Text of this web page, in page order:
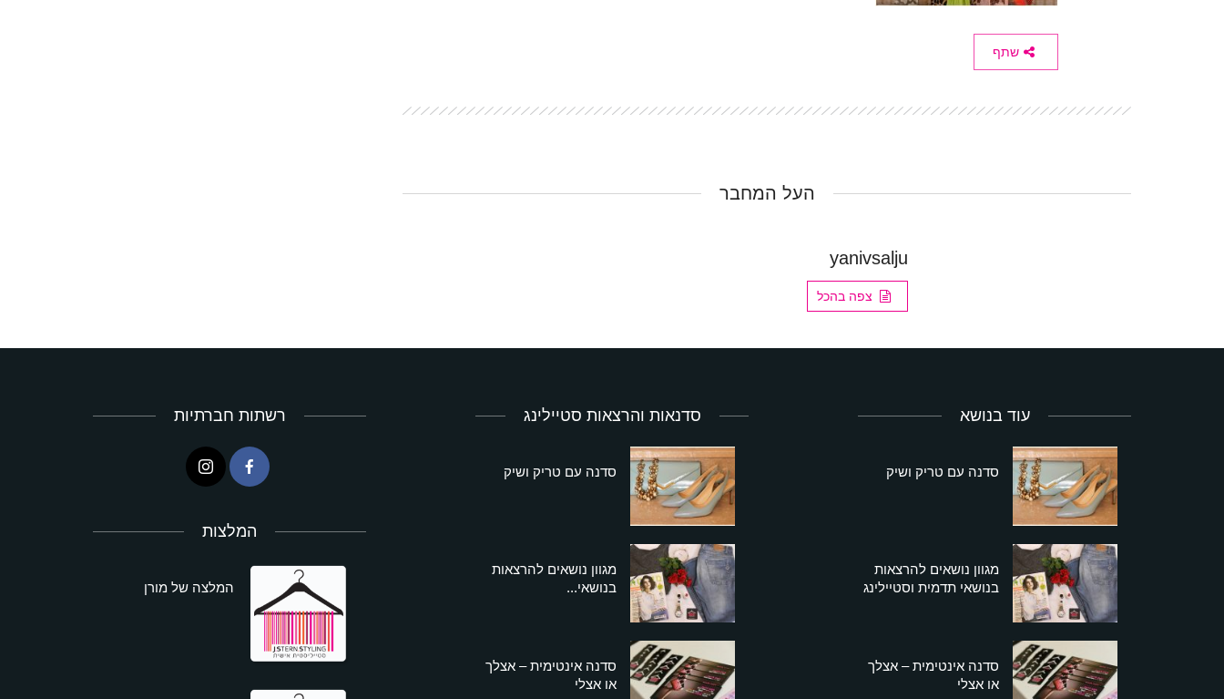
שתף
העל המחבר
yanivsalju
צפה בהכל
עוד בנושא
סדנה עם טריק ושיק
מגוון נושאים להרצאות
בנושאי תדמית וסטיילינג
סדנה אינטימית – אצלך
או אצלי
סדנאות והרצאות סטיילינג
סדנה עם טריק ושיק
מגוון נושאים להרצאות
בנושאי...
סדנה אינטימית – אצלך
או אצלי
רשתות חברתיות
המלצות
המלצה של מורן